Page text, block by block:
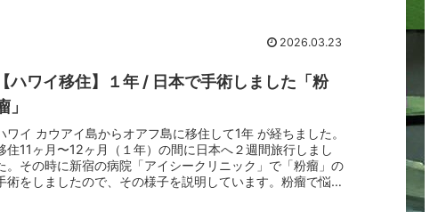
2026.03.23
ハワイ移住】１年 / 日本で手術しました「粉
」
ワイ カウアイ島からオアフ島に移住して1年 が経ちました。
住11ヶ月〜12ヶ月（１年）の間に日本へ２週間旅行しまし
。その時に新宿の病院「アイシークリニック」で「粉瘤」の
術をしましたので、その様子を説明しています。粉瘤で悩ま